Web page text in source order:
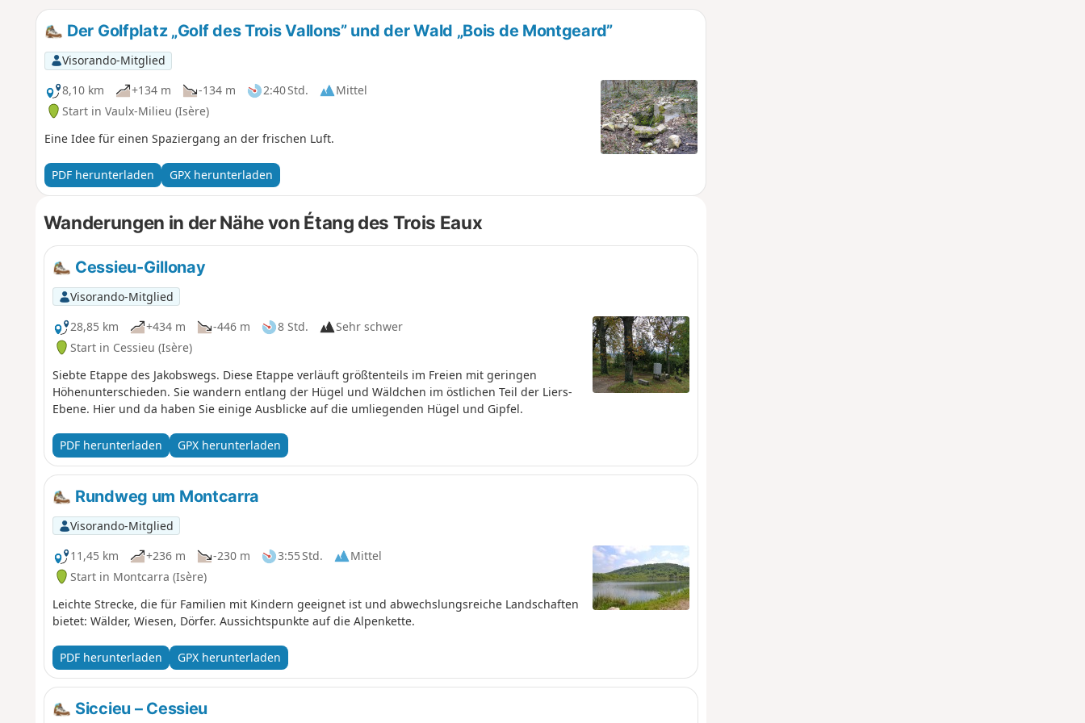
Der Golfplatz „Golf des Trois Vallons” und der Wald „Bois de Montgeard”
Visorando-Mitglied
8,10 km
+134 m -134 m 2:40 Std.
Mittel
Start in Vaulx-Milieu (Isère)
Eine Idee für einen Spaziergang an der frischen Luft.
PDF herunterladen GPX herunterladen
Wanderungen in der Nähe von Étang des Trois Eaux
Cessieu-Gillonay
Visorando-Mitglied
28,85 km
+434 m -446 m 8 Std.
Sehr schwer
Start in Cessieu (Isère)
Siebte Etappe des Jakobswegs. Diese Etappe verläuft größtenteils im Freien mit geringen
Höhenunterschieden. Sie wandern entlang der Hügel und Wäldchen im östlichen Teil der Liers-
Ebene. Hier und da haben Sie einige Ausblicke auf die umliegenden Hügel und Gipfel.
PDF herunterladen GPX herunterladen
Rundweg um Montcarra
Visorando-Mitglied
11,45 km
+236 m -230 m 3:55 Std.
Mittel
Start in Montcarra (Isère)
Leichte Strecke, die für Familien mit Kindern geeignet ist und abwechslungsreiche Landschaften
bietet: Wälder, Wiesen, Dörfer. Aussichtspunkte auf die Alpenkette.
PDF herunterladen GPX herunterladen
Siccieu – Cessieu